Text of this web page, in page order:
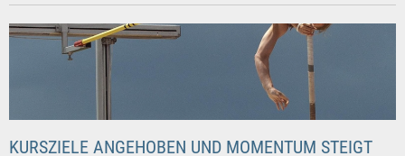
KURSZIELE ANGEHOBEN UND MOMENTUM STEIGT